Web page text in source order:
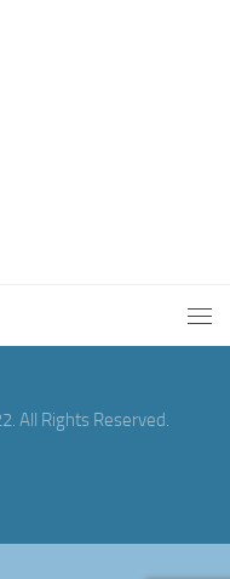
All Rights Reserved.